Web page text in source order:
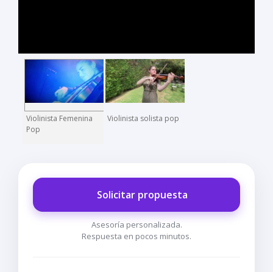
Violinista Femenina
Pop
Violinista solista pop
Solicitar propuesta
Asesoría personalizada.
Respuesta en pocos minutos.